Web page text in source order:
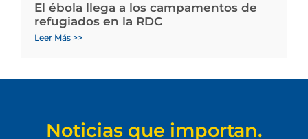
El ébola llega a los campamentos de
refugiados en la RDC
Leer Más >>
Noticias que importan.